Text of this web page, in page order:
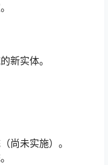
新实体。
尚未实施）。